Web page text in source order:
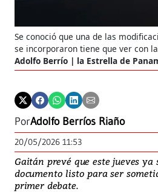
Se conoció que una de las
se incorporaron tiene que ver con
Adolfo Berrío | la Estrella de
PorAdolfo Berríos Riaño
20/05/2026 11:53
Gaitán prevé que este jueves ya
documento listo para ser
primer debate.